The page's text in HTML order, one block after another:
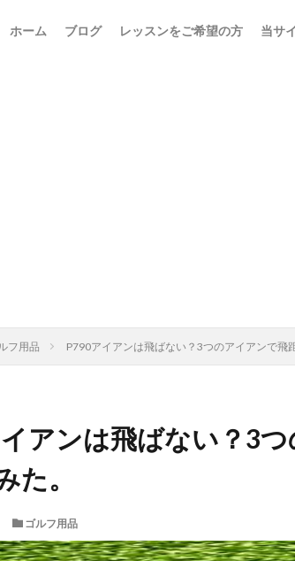
ホーム ブログ レッスンをご希望の方 当サ
フ用品 P790アイアンは飛ばない？3つのアイアンで飛
アンは飛ばない？3
た。
ゴルフ用品